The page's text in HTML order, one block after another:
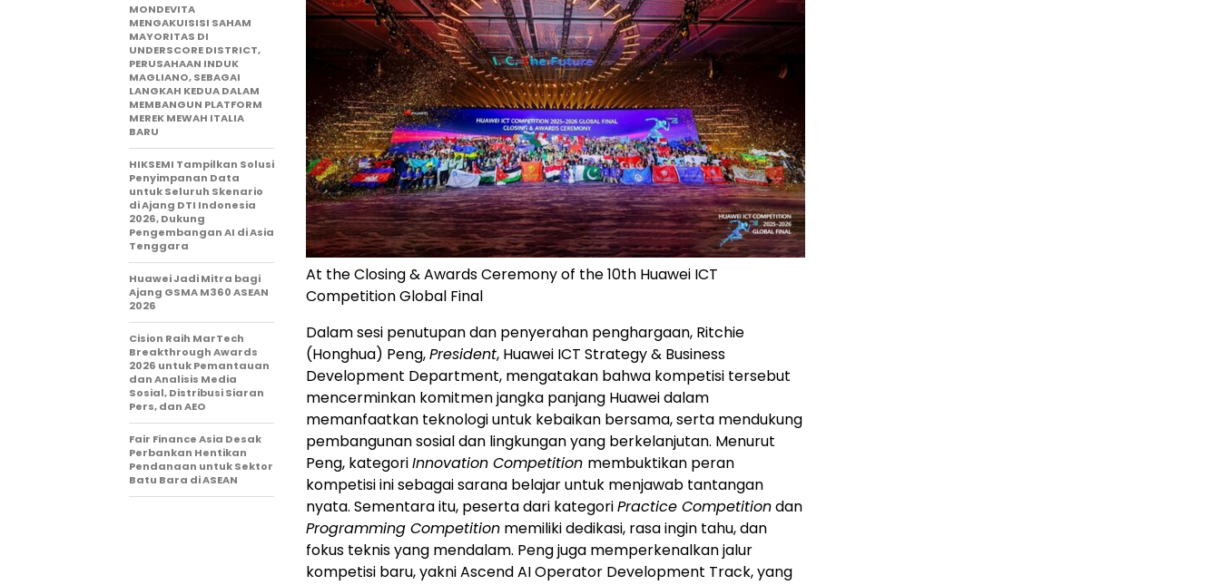
At the Closing & Awards Ceremony of the 10th Huawei ICT
Competition Global Final
Dalam sesi penutupan dan penyerahan penghargaan, Ritchie
(Honghua) Peng,President, Huawei ICT Strategy & Business
Development Department, mengatakan bahwa kompetisi tersebut
mencerminkan komitmen jangka panjang Huawei dalam
memanfaatkan teknologi untuk kebaikan bersama, serta mendukung
pembangunan sosial dan lingkungan yang berkelanjutan. Menurut
Peng, kategoriInnovation Competition membuktikan peran
kompetisi ini sebagai sarana belajar untuk menjawab tantangan
nyata. Sementara itu, peserta dari kategoriPractice Competitiondan
Programming Competition memiliki dedikasi, rasa ingin tahu, dan
fokus teknis yang mendalam. Peng juga memperkenalkan jalur
kompetisi baru, yakni Ascend AI Operator Development Track, yang
MONDEVITA
MENGAKUISISI SAHAM
MAYORITAS DI
UNDERSCORE DISTRICT,
PERUSAHAAN INDUK
MAGLIANO, SEBAGAI
LANGKAH KEDUA DALAM
MEMBANGUN PLATFORM
MEREK MEWAH ITALIA
BARU
HIKSEMI Tampilkan Solusi
Penyimpanan Data
untuk Seluruh Skenario
di Ajang DTI Indonesia
2026, Dukung
Pengembangan AI di Asia
Tenggara
Huawei Jadi Mitra bagi
Ajang GSMA M360 ASEAN
2026
Cision Raih MarTech
Breakthrough Awards
2026 untuk Pemantauan
dan Analisis Media
Sosial, Distribusi Siaran
Pers, dan AEO
Fair Finance Asia Desak
Perbankan Hentikan
Pendanaan untuk Sektor
Batu Bara di ASEAN